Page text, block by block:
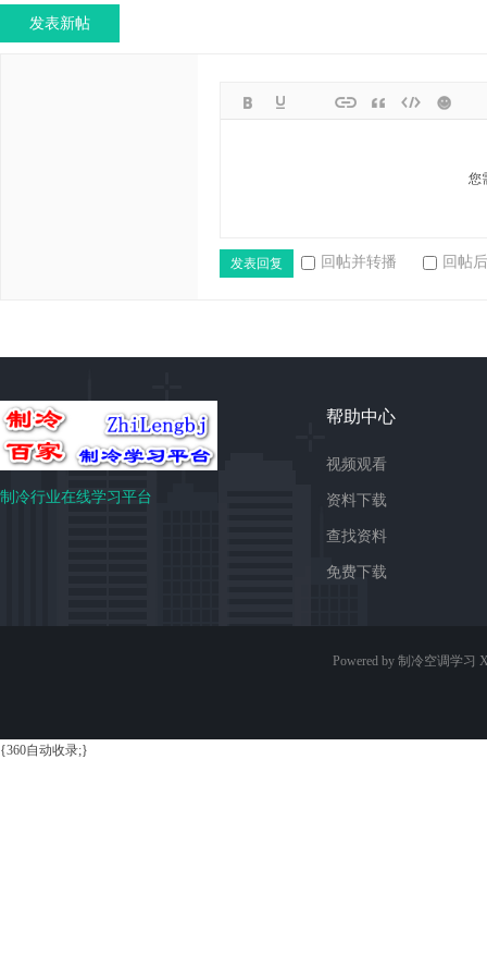
发表新帖
您
发表回复 回帖并转播 回帖
制冷行业在线学习平台
帮助中心
视频观看
资料下载
查找资料
免费下载
Powered by 制冷空调学习
{360自动收录;}